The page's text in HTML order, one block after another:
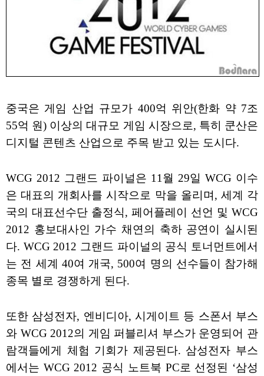
중국은 게임 산업 규모가 400억 위안(한화 약 7조
55억 원) 이상의 대규모 게임 시장으로, 특히 쿤산은
디지털 콘텐츠 산업으로 주목 받고 있는 도시다.
WCG 2012 그랜드 파이널은 11월 29일 WCG 이수
은 대표의 개회사를 시작으로 막을 올리며, 세계 각
국의 대표선수단 출정식, 페어플레이 선언 및 WCG
2012 홍보대사인 가수 채연의 축하 공연이 실시된
다. WCG 2012 그랜드 파이널의 공식 토너먼트에서
는 전 세계 40여 개국, 500여 명의 선수들이 참가해
종목 별로 경쟁하게 된다.
또한 삼성전자, 엔비디아, 시게이트 등 스폰서 부스
와 WCG 2012의 게임 퍼블리셔 부스가 운영되어 관
람객들에게 체험 기회가 제공된다. 삼성전자 부스
에서는 WCG 2012 공식 노트북 PC로 선정된 ‘삼성